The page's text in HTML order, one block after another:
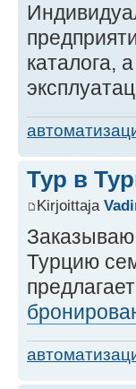
каталога,
Тур в
Kirjoittaja
Заказываю
Турцию